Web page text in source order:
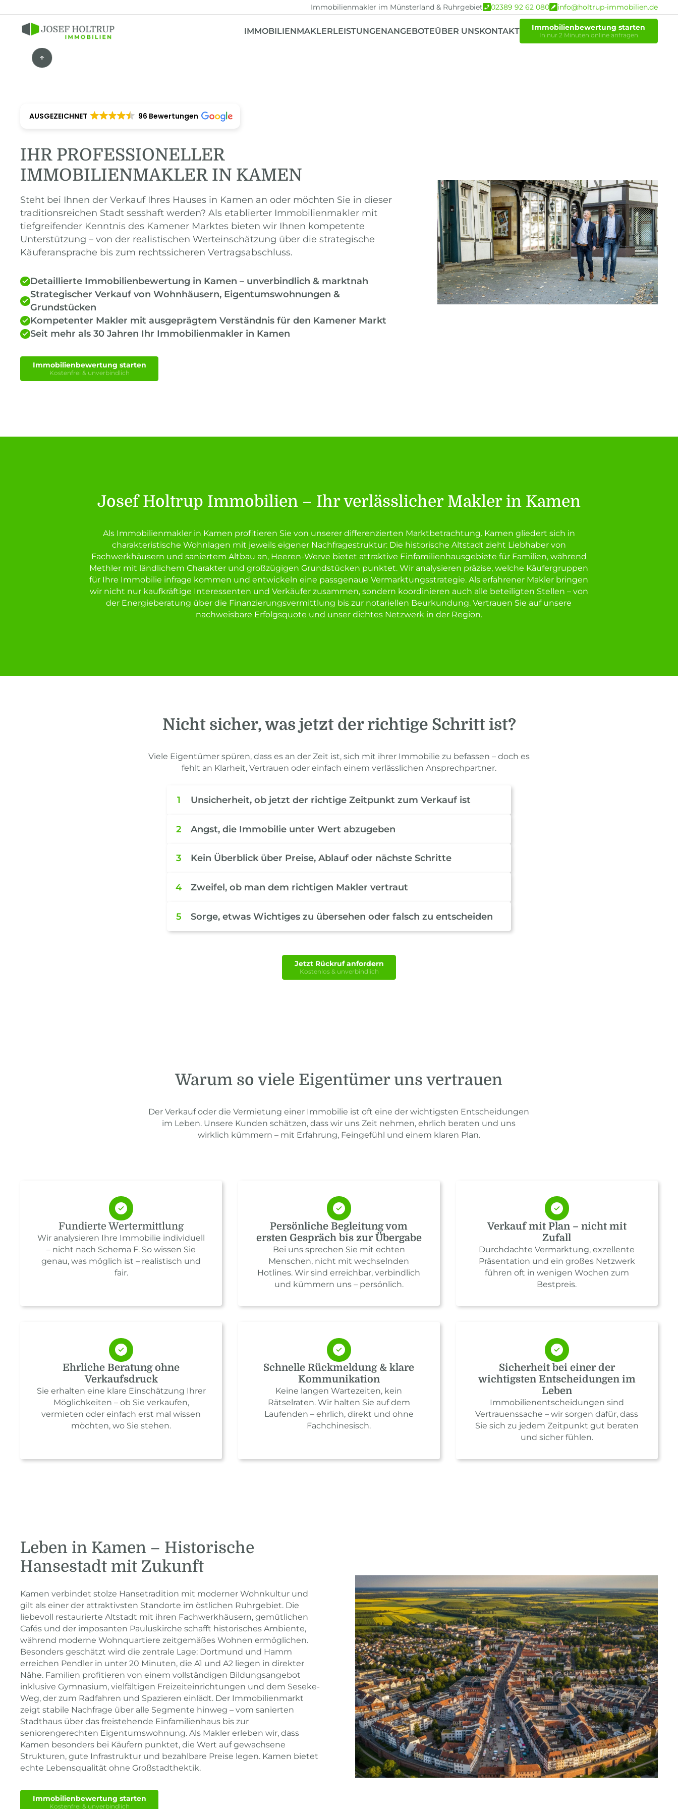
Immobilienmakler im Münsterland & Ruhrgebiet 02389 92 62 080 info@holtrup-immobilien.de
IMMOBILIENMAKLERLEISTUNGENANGEBOTEÜBER UNSKONTAKT Immobilienbewertung starten
In nur 2 Minuten online anfragen
AUSGEZEICHNET 96 Bewertungen
IHR PROFESSIONELLER
IMMOBILIENMAKLER IN KAMEN
Steht bei Ihnen der Verkauf Ihres Hauses in Kamen an oder möchten Sie in dieser
traditionsreichen Stadt sesshaft werden? Als etablierter Immobilienmakler mit
tiefgreifender Kenntnis des Kamener Marktes bieten wir Ihnen kompetente
Unterstützung – von der realistischen Werteinschätzung über die strategische
Käuferansprache bis zum rechtssicheren Vertragsabschluss.
Detaillierte Immobilienbewertung in Kamen – unverbindlich & marktnah
Strategischer Verkauf von Wohnhäusern, Eigentumswohnungen &
Grundstücken
Kompetenter Makler mit ausgeprägtem Verständnis für den Kamener Markt
Seit mehr als 30 Jahren Ihr Immobilienmakler in Kamen
Immobilienbewertung starten
Kostenfrei & unverbindlich
Josef Holtrup Immobilien – Ihr verlässlicher Makler in Kamen
Als Immobilienmakler in Kamen profitieren Sie von unserer differenzierten Marktbetrachtung. Kamen gliedert sich in
charakteristische Wohnlagen mit jeweils eigener Nachfragestruktur: Die historische Altstadt zieht Liebhaber von
Fachwerkhäusern und saniertem Altbau an, Heeren-Werve bietet attraktive Einfamilienhausgebiete für Familien, während
Methler mit ländlichem Charakter und großzügigen Grundstücken punktet. Wir analysieren präzise, welche Käufergruppen
für Ihre Immobilie infrage kommen und entwickeln eine passgenaue Vermarktungsstrategie. Als erfahrener Makler bringen
wir nicht nur kaufkräftige Interessenten und Verkäufer zusammen, sondern koordinieren auch alle beteiligten Stellen – von
der Energieberatung über die Finanzierungsvermittlung bis zur notariellen Beurkundung. Vertrauen Sie auf unsere
nachweisbare Erfolgsquote und unser dichtes Netzwerk in der Region.
Nicht sicher, was jetzt der richtige Schritt ist?
Viele Eigentümer spüren, dass es an der Zeit ist, sich mit ihrer Immobilie zu befassen – doch es
fehlt an Klarheit, Vertrauen oder einfach einem verlässlichen Ansprechpartner.
1 Unsicherheit, ob jetzt der richtige Zeitpunkt zum Verkauf ist
2 Angst, die Immobilie unter Wert abzugeben
3 Kein Überblick über Preise, Ablauf oder nächste Schritte
4 Zweifel, ob man dem richtigen Makler vertraut
5 Sorge, etwas Wichtiges zu übersehen oder falsch zu entscheiden
Jetzt Rückruf anfordern
Kostenlos & unverbindlich
Warum so viele Eigentümer uns vertrauen
Der Verkauf oder die Vermietung einer Immobilie ist oft eine der wichtigsten Entscheidungen
im Leben. Unsere Kunden schätzen, dass wir uns Zeit nehmen, ehrlich beraten und uns
wirklich kümmern – mit Erfahrung, Feingefühl und einem klaren Plan.
Fundierte Wertermittlung
Wir analysieren Ihre Immobilie individuell
– nicht nach Schema F. So wissen Sie
genau, was möglich ist – realistisch und
fair.
Persönliche Begleitung vom
ersten Gespräch bis zur Übergabe
Bei uns sprechen Sie mit echten
Menschen, nicht mit wechselnden
Hotlines. Wir sind erreichbar, verbindlich
und kümmern uns – persönlich.
Verkauf mit Plan – nicht mit
Zufall
Durchdachte Vermarktung, exzellente
Präsentation und ein großes Netzwerk
führen oft in wenigen Wochen zum
Bestpreis.
Ehrliche Beratung ohne
Verkaufsdruck
Sie erhalten eine klare Einschätzung Ihrer
Möglichkeiten – ob Sie verkaufen,
vermieten oder einfach erst mal wissen
möchten, wo Sie stehen.
Schnelle Rückmeldung & klare
Kommunikation
Keine langen Wartezeiten, kein
Rätselraten. Wir halten Sie auf dem
Laufenden – ehrlich, direkt und ohne
Fachchinesisch.
Sicherheit bei einer der
wichtigsten Entscheidungen im
Leben
Immobilienentscheidungen sind
Vertrauenssache – wir sorgen dafür, dass
Sie sich zu jedem Zeitpunkt gut beraten
und sicher fühlen.
Leben in Kamen – Historische
Hansestadt mit Zukunft
Kamen verbindet stolze Hansetradition mit moderner Wohnkultur und
gilt als einer der attraktivsten Standorte im östlichen Ruhrgebiet. Die
liebevoll restaurierte Altstadt mit ihren Fachwerkhäusern, gemütlichen
Cafés und der imposanten Pauluskirche schafft historisches Ambiente,
während moderne Wohnquartiere zeitgemäßes Wohnen ermöglichen.
Besonders geschätzt wird die zentrale Lage: Dortmund und Hamm
erreichen Pendler in unter 20 Minuten, die A1 und A2 liegen in direkter
Nähe. Familien profitieren von einem vollständigen Bildungsangebot
inklusive Gymnasium, vielfältigen Freizeiteinrichtungen und dem Seseke-
Weg, der zum Radfahren und Spazieren einlädt. Der Immobilienmarkt
zeigt stabile Nachfrage über alle Segmente hinweg – vom sanierten
Stadthaus über das freistehende Einfamilienhaus bis zur
seniorengerechten Eigentumswohnung. Als Makler erleben wir, dass
Kamen besonders bei Käufern punktet, die Wert auf gewachsene
Strukturen, gute Infrastruktur und bezahlbare Preise legen. Kamen bietet
echte Lebensqualität ohne Großstadthektik.
Immobilienbewertung starten
Kostenfrei & unverbindlich